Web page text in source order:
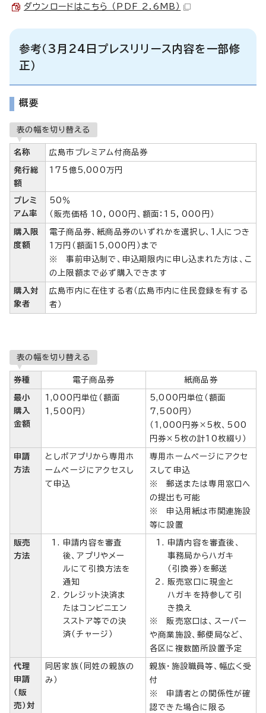
ダウンロードはこちら （PDF 2.6MB）
参考（3月24日プレスリリース内容を一部修
正）
概要
表の幅を切り替える
名称 広島市プレミアム付商品券
発行総
額
175億5,000万円
プレミ
アム率
50％
（販売価格 10，000円、額面：15，000円）
購入限
度額
電子商品券、紙商品券のいずれかを選択し、1人につき
1万円（額面15,000円）まで
※ 事前申込制で、申込期限内に申し込まれた方は、こ
の上限額まで必ず購入できます
購入対
象者
広島市内に在住する者（広島市内に住民登録を有する
者）
表の幅を切り替える
券種 電子商品券 紙商品券
最小
購入
金額
1,000円単位（額面
1,500円）
5,000円単位（額面
7,500円）
（1,000円券×5枚、500
円券×5枚の計10枚綴り）
申請
方法
としポアプリから専用ホ
ームページにアクセスし
て申込
専用ホームページにアクセ
スして申込
※ 郵送または専用窓口へ
の提出も可能
※ 申込用紙は市関連施設
等に設置
販売
方法
申請内容を審査
後、アプリやメー
ルにて引換方法を
通知
クレジット決済ま
たはコンビニエン
スストア等での決
済（チャージ）
申請内容を審査後、
事務局からハガキ
（引換券）を郵送
販売窓口に現金と
ハガキを持参して引
き換え
※ 販売窓口は、スーパー
や商業施設、郵便局など、
各区に複数箇所設置予定
代理
申請
（販
売）対
同居家族（同姓の親族の
み）
親族・施設職員等、幅広く受
付
※ 申請者との関係性が確
認できた場合に限る